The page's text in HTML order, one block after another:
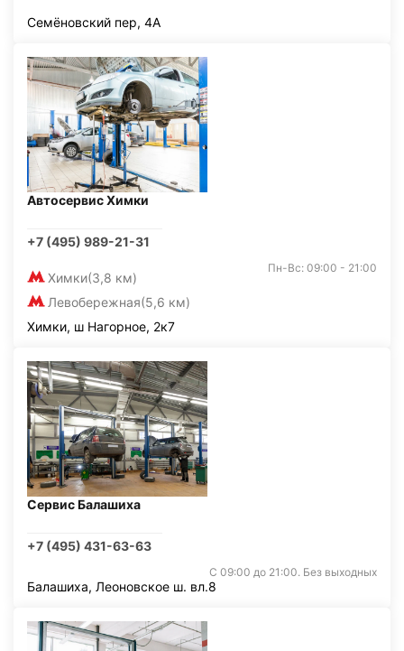
Семёновский пер, 4А
Автосервис Химки
+7 (495) 989-21-31
Химки(3,8 км)
Левобережная(5,6 км)
Пн-Вс: 09:00 - 21:00
Химки, ш Нагорное, 2к7
Сервис Балашиха
+7 (495) 431-63-63
С 09:00 до 21:00. Без выходных
Балашиха, Леоновское ш. вл.8